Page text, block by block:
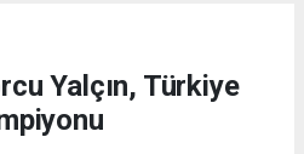
Yalçın, Türkiye